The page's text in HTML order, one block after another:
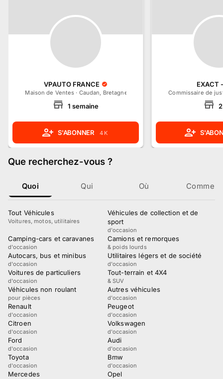
VPAUTO FRANCE
Maison de Ventes · Caudan, Bretagne
1 semaine
S'ABONNER 4 K
EXACT
Commissaire de
2
Que recherchez-vous ?
Quoi Qui Où Comment
Tout Véhicules
Voitures, motos, utilitaires
Véhicules de collection et de
sport
d'occasion
Camping-cars et caravanes
d'occasion
Camions et remorques
& poids lourds
Autocars, bus et minibus
d'occasion
Utilitaires légers et de société
d'occasion
Voitures de particuliers
d'occasion
Tout-terrain et 4X4
& SUV
Véhicules non roulant
pour pièces
Autres véhicules
d'occasion
Renault
d'occasion
Peugeot
d'occasion
Citroen
d'occasion
Volkswagen
d'occasion
Ford
d'occasion
Audi
d'occasion
Toyota
d'occasion
Bmw
d'occasion
Mercedes Opel